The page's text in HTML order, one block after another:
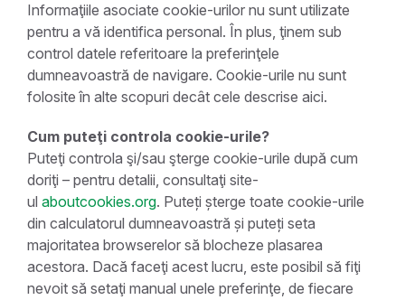
Informaţiile asociate cookie-urilor nu sunt utilizate
pentru a vă identifica personal. În plus, ţinem sub
control datele referitoare la preferinţele
dumneavoastră de navigare. Cookie-urile nu sunt
folosite în alte scopuri decât cele descrise aici.
Cum puteţi controla cookie-urile?
Puteţi controla şi/sau şterge cookie-urile după cum
doriţi – pentru detalii, consultaţi site-
ul aboutcookies.org. Puteți șterge toate cookie-urile
din calculatorul dumneavoastră și puteți seta
majoritatea browserelor să blocheze plasarea
acestora. Dacă faceţi acest lucru, este posibil să fiţi
nevoit să setaţi manual unele preferinţe, de fiecare